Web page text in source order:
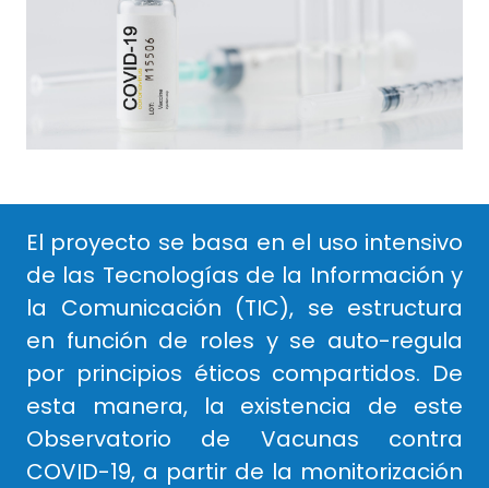
El proyecto se basa en el uso intensivo
de las Tecnologías de la Información y
la Comunicación (TIC), se estructura
en función de roles y se auto-regula
por principios éticos compartidos. De
esta manera, la existencia de este
Observatorio de Vacunas contra
COVID-19, a partir de la monitorización